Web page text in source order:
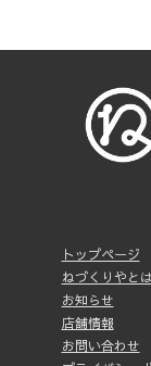
トップページ
ねづくりやとは
お知らせ
店舗情報
お問い合わせ